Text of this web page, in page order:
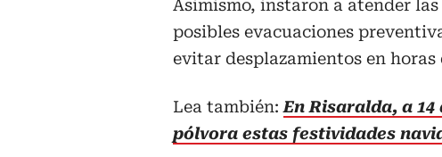
Asimismo, instaron a atender
posibles evacuaciones
evitar desplazamientos en
Lea también:En Risaralda, a
pólvora estas festividades